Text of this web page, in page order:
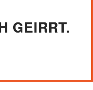
GEIRRT.